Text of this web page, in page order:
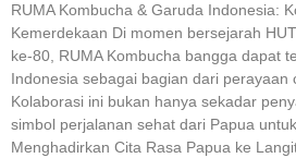
RUMA Kombucha & Garuda Indonesia:
Kemerdekaan Di momen bersejarah
ke-80, RUMA Kombucha bangga dapat
Indonesia sebagai bagian dari perayaan
Kolaborasi ini bukan hanya sekadar
simbol perjalanan sehat dari Papua
Menghadirkan Cita Rasa Papua ke